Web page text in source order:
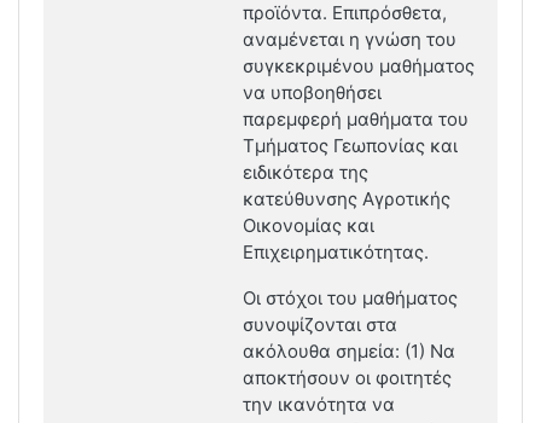
προϊόντα. Επιπρόσθετα,
αναμένεται η γνώση του
συγκεκριμένου μαθήματος
να υποβοηθήσει
παρεμφερή μαθήματα του
Τμήματος Γεωπονίας και
ειδικότερα της
κατεύθυνσης Αγροτικής
Οικονομίας και
Επιχειρηματικότητας.
Οι στόχοι του μαθήματος
συνοψίζονται στα
ακόλουθα σημεία: (1) Να
αποκτήσουν οι φοιτητές
την ικανότητα να